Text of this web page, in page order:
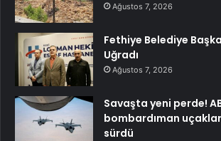
Ağustos 7, 2026
Fethiye Belediye
Uğradı
Ağustos 7, 2026
Savaşta yeni perde!
bombardıman
sürdü